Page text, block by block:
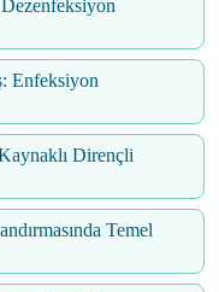
Enfeksiyon
Dirençli
Temel